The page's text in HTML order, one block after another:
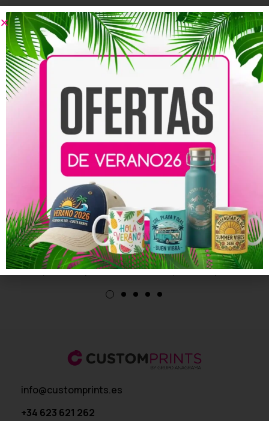
Productos relacionados
Roll Up para Bautizos
Diseño 1
32,00€-154,00€
Roll Up para Bodas
Diseño 9
32,00€-154,00€
info@customprints.es
+34 623 621 262